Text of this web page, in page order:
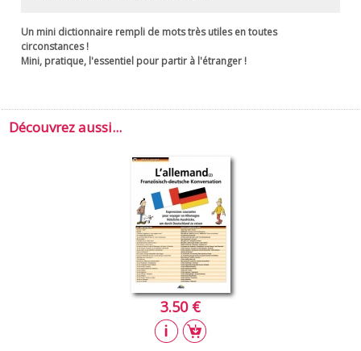
Un mini dictionnaire rempli de mots très utiles en toutes
circonstances !
Mini, pratique, l'essentiel pour partir à l'étranger !
Découvrez aussi...
3.50 €